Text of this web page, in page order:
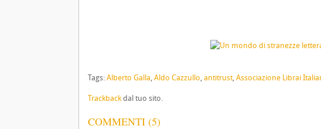
Tags: Alberto Galla, Aldo Cazzullo, antitrust, Associazione Librai
Trackbackdal tuo sito.
COMMENTI (5)